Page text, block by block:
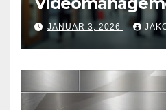
(VMS) – mehr als
JANUAR 3, 2026